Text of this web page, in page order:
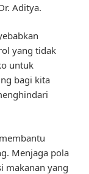
Aditya.
yang tidak
untuk
bagi kita
Menjaga pola
makanan yang